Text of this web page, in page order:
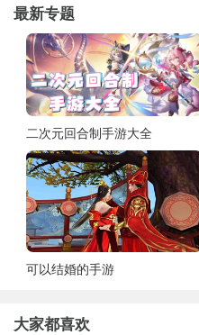
最新专题
二次元回合制手游大全
可以结婚的手游
大家都喜欢